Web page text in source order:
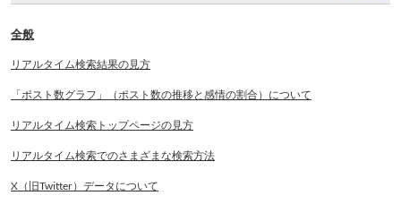
全般
リアルタイム検索結果の見方
「ポスト数グラフ」（ポスト数の推移と感情の割合）について
リアルタイム検索トップページの見方
リアルタイム検索でのさまざまな検索方法
X（旧Twitter）データについて